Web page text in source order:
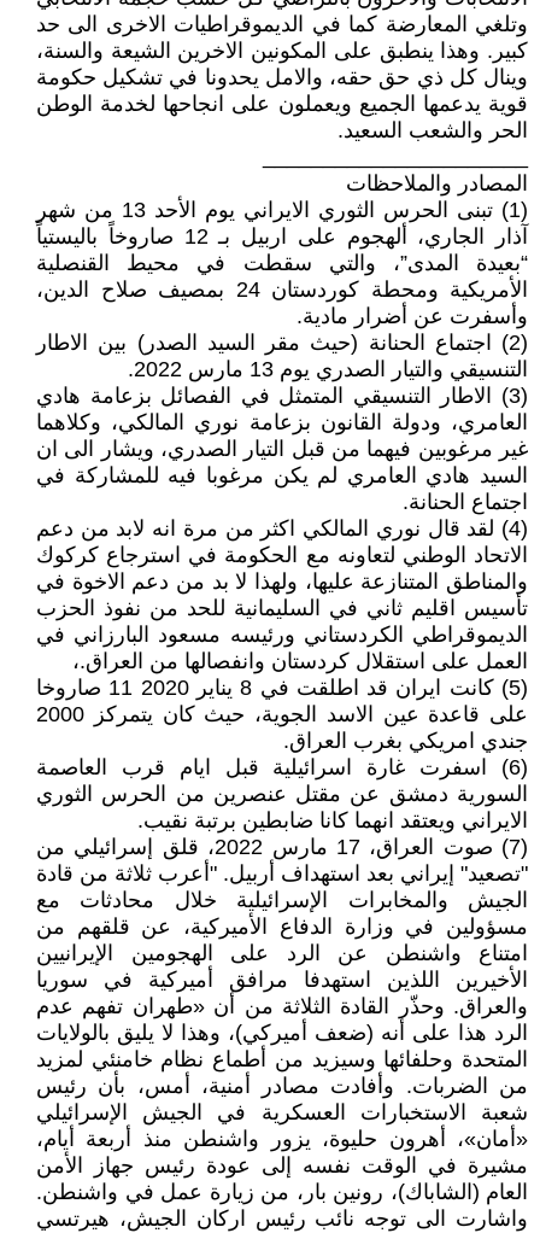
وتلغي المعارضة كما في الديموقراطيات الاخرى الى حد
كبير. وهذا ينطبق على المكونين الاخرين الشيعة والسنة،
وينال كل ذي حق حقه، والامل يحدونا في تشكيل حكومة
قوية يدعمها الجميع ويعملون على انجاحها لخدمة الوطن
الحر والشعب السعيد.
المصادر والملاحظات
(1) تبنى الحرس الثوري الايراني يوم الأحد 13 من شهر
آذار الجاري، ألهجوم على اربيل بـ 12 صاروخاً باليستياً
“بعيدة المدى”، والتي سقطت في محيط القنصلية
الأمريكية ومحطة كوردستان 24 بمصيف صلاح الدين،
وأسفرت عن أضرار مادية.
(2) اجتماع الحنانة (حيث مقر السيد الصدر) بين الاطار
التنسيقي والتيار الصدري يوم 13 مارس 2022.
(3) الاطار التنسيقي المتمثل في الفصائل بزعامة هادي
العامري، ودولة القانون بزعامة نوري المالكي، وكلاهما
غير مرغوبين فيهما من قبل التيار الصدري، ويشار الى ان
السيد هادي العامري لم يكن مرغوبا فيه للمشاركة في
اجتماع الحنانة.
(4) لقد قال نوري المالكي اكثر من مرة انه لابد من دعم
الاتحاد الوطني لتعاونه مع الحكومة في استرجاع كركوك
والمناطق المتنازعة عليها، ولهذا لا بد من دعم الاخوة في
تأسيس اقليم ثاني في السليمانية للحد من نفوذ الحزب
الديموقراطي الكردستاني ورئيسه مسعود البارزاني في
العمل على استقلال كردستان وانفصالها من العراق.،
(5) كانت ايران قد اطلقت في 8 يناير 2020 11 صاروخا
على قاعدة عين الاسد الجوية، حيث كان يتمركز 2000
جندي امريكي بغرب العراق.
(6) اسفرت غارة اسرائيلية قبل ايام قرب العاصمة
السورية دمشق عن مقتل عنصرين من الحرس الثوري
الايراني ويعتقد انهما كانا ضابطين برتبة نقيب.
(7) صوت العراق، 17 مارس 2022، قلق إسرائيلي من
"تصعيد" إيراني بعد استهداف أربيل. "أعرب ثلاثة من قادة
الجيش والمخابرات الإسرائيلية خلال محادثات مع
مسؤولين في وزارة الدفاع الأميركية، عن قلقهم من
امتناع واشنطن عن الرد على الهجومين الإيرانيين
الأخيرين اللذين استهدفا مرافق أميركية في سوريا
والعراق. وحذّر القادة الثلاثة من أن «طهران تفهم عدم
الرد هذا على أنه (ضعف أميركي)، وهذا لا يليق بالولايات
المتحدة وحلفائها وسيزيد من أطماع نظام خامنئي لمزيد
من الضربات. وأفادت مصادر أمنية، أمس، بأن رئيس
شعبة الاستخبارات العسكرية في الجيش الإسرائيلي
«أمان»، أهرون حليوة، يزور واشنطن منذ أربعة أيام،
مشيرة في الوقت نفسه إلى عودة رئيس جهاز الأمن
العام (الشاباك)، رونين بار، من زيارة عمل في واشنطن.
واشارت الى توجه نائب رئيس اركان الجيش، هيرتسي